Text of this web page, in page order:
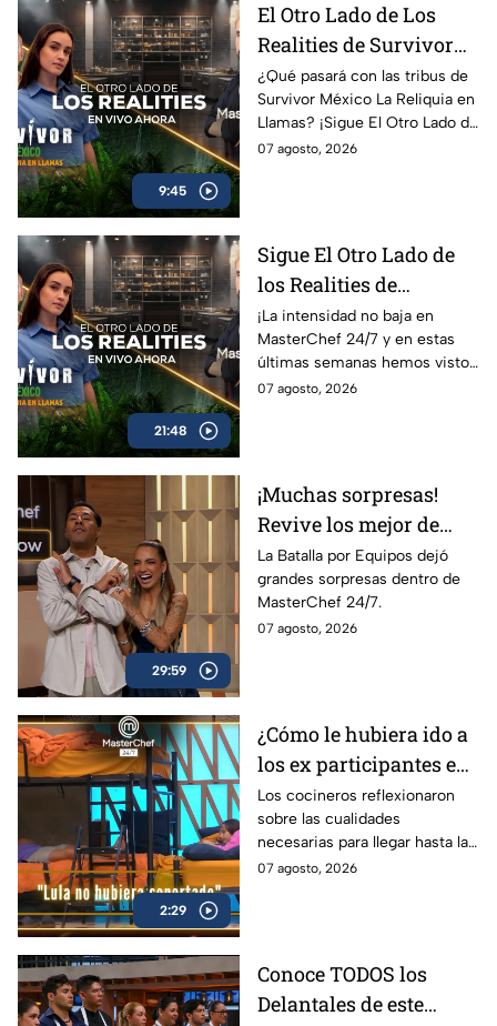
9:45
El Otro Lado de Los
Realities de Survivor
México La Reliquia en
Llamas del jueves 06 de
agosto
¿Qué pasará con las tribus de
Survivor México La Reliquia en
Llamas? ¡Sigue El Otro Lado de
Los Realities!
07 agosto, 2026
21:48
Sigue El Otro Lado de
los Realities de
MasterChef 24/7 de este
jueves
¡La intensidad no baja en
MasterChef 24/7 y en estas
últimas semanas hemos visto
muchas sorpresas!
07 agosto, 2026
29:59
¡Muchas sorpresas!
Revive los mejor de
MasterChef 24/7 en el
PreShow
La Batalla por Equipos dejó
grandes sorpresas dentro de
MasterChef 24/7.
07 agosto, 2026
2:29
¿Cómo le hubiera ido a
los ex participantes en
la recta final de
MasterChef 24/7? Julio
y Daniela opinan al
respecto (VIDEO)
Los cocineros reflexionaron
sobre las cualidades
necesarias para llegar hasta las
etapas finales de la
07 agosto, 2026
Conoce TODOS los
Delantales de este